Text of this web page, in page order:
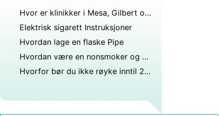
Hvor er klinikker i Mesa, Gilbert og East Valley for laserbehandling for å slutte å røyke?
Elektrisk sigarett Instruksjoner
Hvordan lage en flaske Pipe
Hvordan være en nonsmoker og Date en røker
Hvorfor bør du ikke røyke inntil 24 timer før en operasjon?